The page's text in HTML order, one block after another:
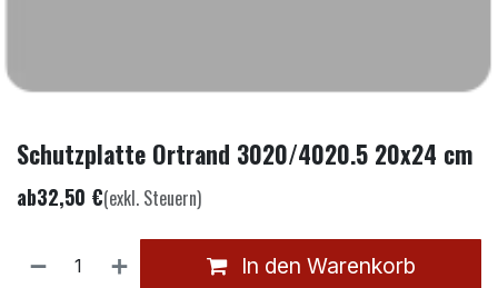
Schutzplatte Ortrand 3020/4020.5 20x24 cm
ab32,50 €(exkl. Steuern)
In den Warenkorb